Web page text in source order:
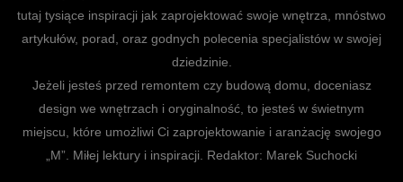
tutaj tysiące inspiracji jak zaprojektować swoje wnętrza, mnóstwo
artykułów, porad, oraz godnych polecenia specjalistów w swojej
dziedzinie.
Jeżeli jesteś przed remontem czy budową domu, doceniasz
design we wnętrzach i oryginalność, to jesteś w świetnym
miejscu, które umożliwi Ci zaprojektowanie i aranżację swojego
„M”. Miłej lektury i inspiracji. Redaktor: Marek Suchocki